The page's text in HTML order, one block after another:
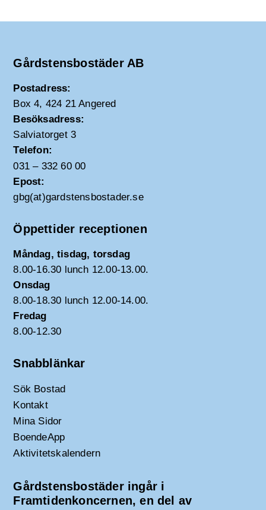
Gårdstensbostäder AB
Postadress:
Box 4, 424 21 Angered
Besöksadress:
Salviatorget 3
Telefon:
031 – 332 60 00
Epost:
gbg(at)gardstensbostader.se
Öppettider receptionen
Måndag, tisdag, torsdag
8.00-16.30 lunch 12.00-13.00.
Onsdag
8.00-18.30 lunch 12.00-14.00.
Fredag
8.00-12.30
Snabblänkar
Sök Bostad
Kontakt
Mina Sidor
BoendeApp
Aktivitetskalendern
Gårdstensbostäder ingår i
Framtidenkoncernen, en del av